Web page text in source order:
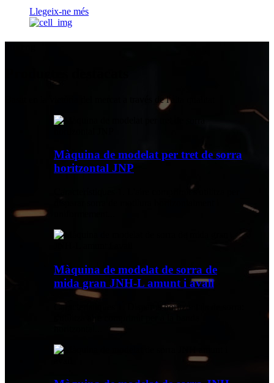
Llegeix-ne més
Basat en la victòria del mercat a través de l'alta qualitat
Màquina de modelat per tret de sorra
horitzontal JNP
Característiques 1. L'aire comprimit s'utilitza per
Màquina de modelat de sorra de
mida gran JNH-L amunt i avall
Característiques 1. Disparos horitzontals de sorra: